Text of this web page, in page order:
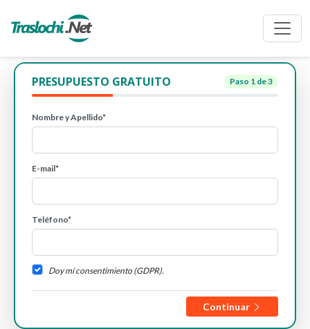
PRESUPUESTO GRATUITO Paso 1 de 3
Nombre y Apellido*
E-mail*
Teléfono*
Doy mi consentimiento (GDPR).
Continuar